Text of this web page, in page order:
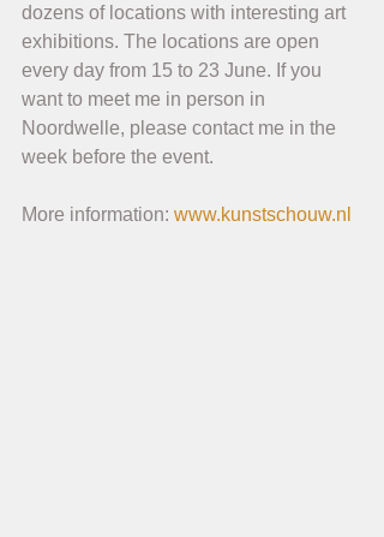
dozens of locations with interesting art
exhibitions. The locations are open
every day from 15 to 23 June. If you
want to meet me in person in
Noordwelle, please contact me in the
week before the event.
More information: www.kunstschouw.nl